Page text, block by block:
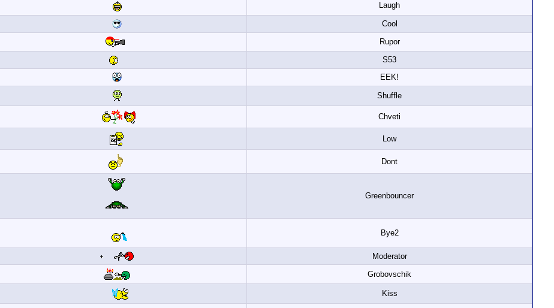
Laugh
Cool
Rupor
S53
EEK!
Shuffle
Chveti
Low
Dont
Greenbouncer
Bye2
Moderator
Grobovschik
Kiss